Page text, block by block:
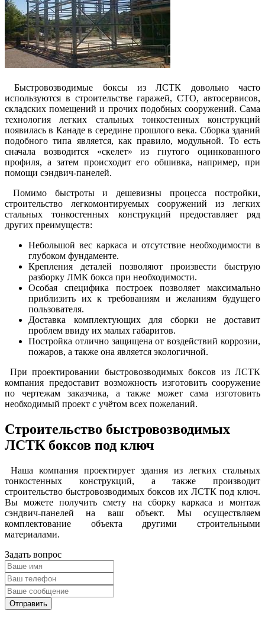
Быстровозводимые боксы из ЛСТК довольно часто
используются в строительстве гаражей, СТО, автосервисов,
складских помещений и прочих подобных сооружений. Сама
технология легких стальных тонкостенных конструкций
появилась в Канаде в середине прошлого века. Сборка зданий
подобного типа является, как правило, модульной. То есть
сначала возводится «скелет» из гнутого оцинкованного
профиля, а затем происходит его обшивка, например, при
помощи сэндвич-панелей.
Помимо быстроты и дешевизны процесса постройки,
строительство легкомонтируемых сооружений из легких
стальных тонкостенных конструкций предоставляет ряд
других преимуществ:
Небольшой вес каркаса и отсутствие необходимости в
глубоком фундаменте.
Крепления деталей позволяют произвести быструю
разборку ЛМК бокса при необходимости.
Особая специфика построек позволяет максимально
приблизить их к требованиям и желаниям будущего
пользователя.
Доставка комплектующих для сборки не доставит
проблем ввиду их малых габаритов.
Постройка отлично защищена от воздействий коррозии,
пожаров, а также она является экологичной.
При проектировании быстровозводимых боксов из ЛСТК
компания предоставит возможность изготовить сооружение
по чертежам заказчика, а также может сама изготовить
необходимый проект с учётом всех пожеланий.
Строительство быстровозводимых
ЛСТК боксов под ключ
Наша компания проектирует здания из легких стальных
тонкостенных конструкций, а также производит
строительство быстровозводимых боксов их ЛСТК под ключ.
Вы можете получить смету на сборку каркаса и монтаж
сэндвич-панелей на ваш объект. Мы осуществляем
комплектование объекта другими строительными
материалами.
Задать вопрос
Отправить